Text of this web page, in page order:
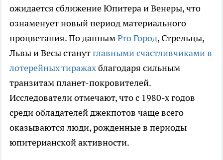
ожидается сближение Юпитера и Венеры, что
ознаменует новый период материального
процветания. По даннымPro Город, Стрельцы,
Львы и Весы станутглавными счастливчиками в
лотерейных тиражахблагодаря сильным
транзитам планет-покровителей.
Исследователи отмечают, что с 1980-х годов
среди обладателей джекпотов чаще всего
оказываются люди, рожденные в периоды
юпитерианской активности.